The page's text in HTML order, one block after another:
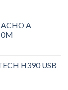
A
H390 USB